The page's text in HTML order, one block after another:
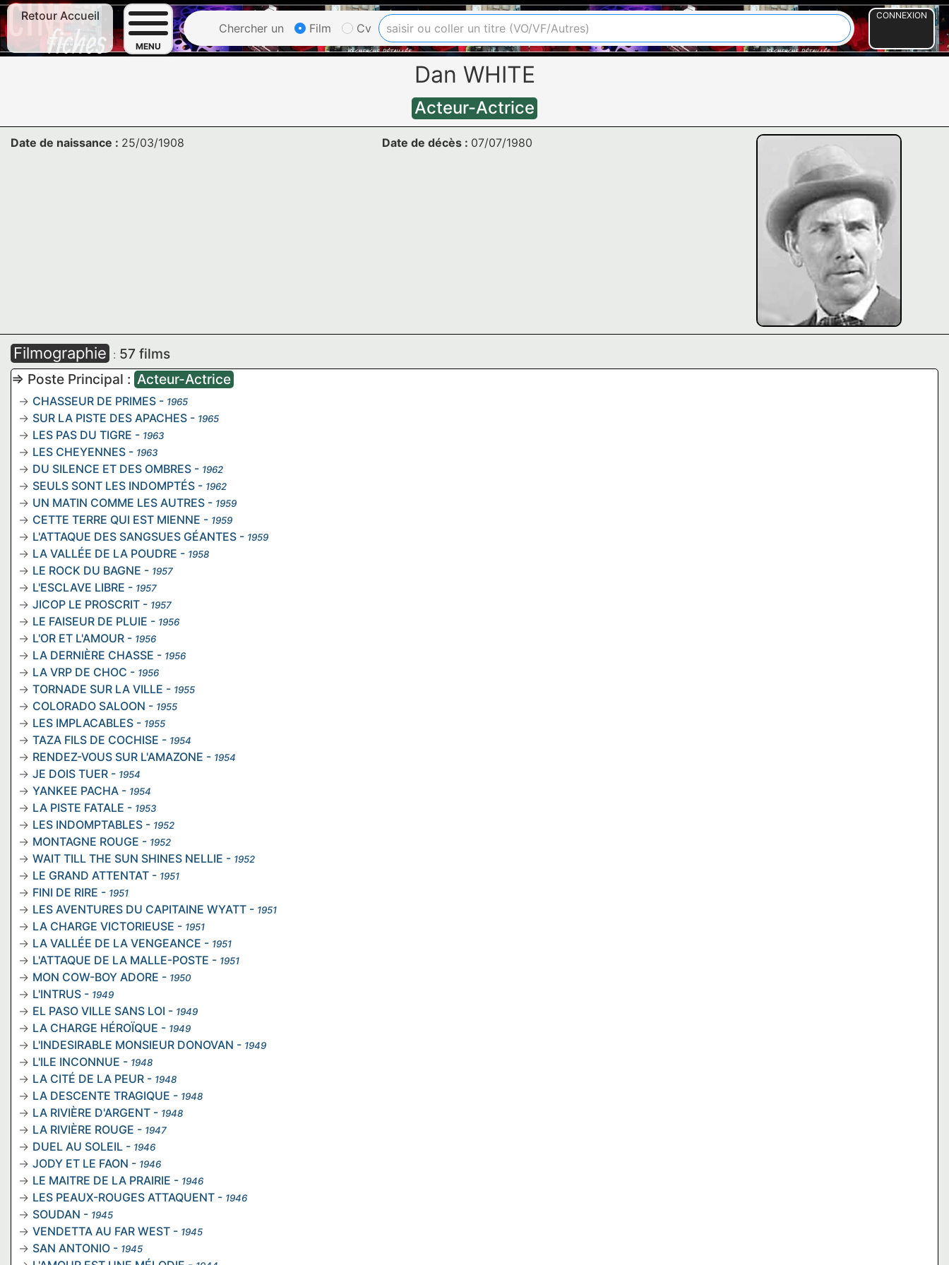
Retour Accueil
MENU
Chercher un Film Cv
CONNEXION
Dan WHITE
Acteur-Actrice
Date de naissance : 25/03/1908 Date de décès : 07/07/1980
Filmographie : 57 films
=> Poste Principal : Acteur-Actrice
CHASSEUR DE PRIMES - 1965
SUR LA PISTE DES APACHES - 1965
LES PAS DU TIGRE - 1963
LES CHEYENNES - 1963
DU SILENCE ET DES OMBRES - 1962
SEULS SONT LES INDOMPTÉS - 1962
UN MATIN COMME LES AUTRES - 1959
CETTE TERRE QUI EST MIENNE - 1959
L'ATTAQUE DES SANGSUES GÉANTES - 1959
LA VALLÉE DE LA POUDRE - 1958
LE ROCK DU BAGNE - 1957
L'ESCLAVE LIBRE - 1957
JICOP LE PROSCRIT - 1957
LE FAISEUR DE PLUIE - 1956
L'OR ET L'AMOUR - 1956
LA DERNIÈRE CHASSE - 1956
LA VRP DE CHOC - 1956
TORNADE SUR LA VILLE - 1955
COLORADO SALOON - 1955
LES IMPLACABLES - 1955
TAZA FILS DE COCHISE - 1954
RENDEZ-VOUS SUR L'AMAZONE - 1954
JE DOIS TUER - 1954
YANKEE PACHA - 1954
LA PISTE FATALE - 1953
LES INDOMPTABLES - 1952
MONTAGNE ROUGE - 1952
WAIT TILL THE SUN SHINES NELLIE - 1952
LE GRAND ATTENTAT - 1951
FINI DE RIRE - 1951
LES AVENTURES DU CAPITAINE WYATT - 1951
LA CHARGE VICTORIEUSE - 1951
LA VALLÉE DE LA VENGEANCE - 1951
L'ATTAQUE DE LA MALLE-POSTE - 1951
MON COW-BOY ADORE - 1950
L'INTRUS - 1949
EL PASO VILLE SANS LOI - 1949
LA CHARGE HÉROÏQUE - 1949
L'INDESIRABLE MONSIEUR DONOVAN - 1949
L'ILE INCONNUE - 1948
LA CITÉ DE LA PEUR - 1948
LA DESCENTE TRAGIQUE - 1948
LA RIVIÈRE D'ARGENT - 1948
LA RIVIÈRE ROUGE - 1947
DUEL AU SOLEIL - 1946
JODY ET LE FAON - 1946
LE MAITRE DE LA PRAIRIE - 1946
LES PEAUX-ROUGES ATTAQUENT - 1946
SOUDAN - 1945
VENDETTA AU FAR WEST - 1945
SAN ANTONIO - 1945